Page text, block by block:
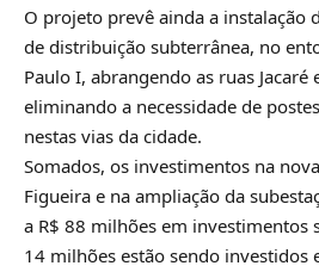
O projeto prevê ainda a instalação
de distribuição subterrânea, no
Paulo I, abrangendo as ruas Jacaré
eliminando a necessidade de
nestas vias da cidade.
Somados, os investimentos na
Figueira e na ampliação da
a R$ 88 milhões em investimentos
14 milhões estão sendo investidos